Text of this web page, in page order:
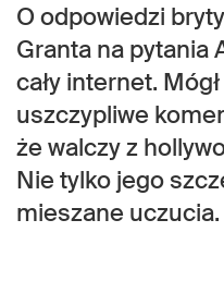
O odpowiedzi
Granta na pytania
cały internet.
uszczypliwe
że walczy z
Nie tylko jego
mieszane uczucia.